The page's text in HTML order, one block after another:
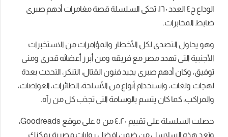
الوداع ج٤ العدد ١٦٠،
تحكى السلسلة قصة مغامرات أدهم صبرى
ضابط المخابرات.
وهو يحاول التصدى لكل الأخطار والمؤامرات من الاستخبرات
الأجنبية التى تهدد مصر مع فريقه ومن أبرز أعضائه قدرى ومنى
توفيق، وكان أدهم صبرى يجيد فنون القتال، التنكر، التحدث بعدة
لهجات ولغات، واستخدام أنواع من الأسلحة، الطائرات، الغواصات،
والمراكب،كما كان يتسم بالوسامة التى تجذب كل من رآه.
حصلت السلسلة على تقييم ٤.٢٠ من ٥ على موقع Goodreads،
وتعد هذه السلاسل من ضمن افضل روايات مصرية يمكنك